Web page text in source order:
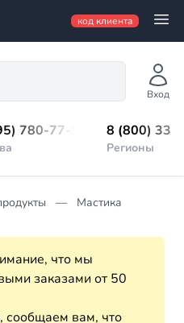
код клиента
Вход
780-77-98 8 (800)
Регионы
Мастика
что мы
заказами от 50
сообщаем вам, что